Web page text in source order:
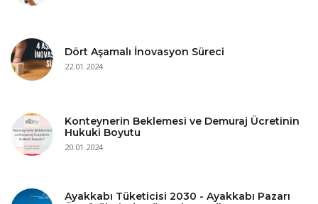
Dört Aşamalı İnovasyon Süreci
22.01.2024
Konteynerin Beklemesi ve Demuraj Ücretinin
Hukuki Boyutu
20.01.2024
Ayakkabı Tüketicisi 2030 - Ayakkabı Pazarı